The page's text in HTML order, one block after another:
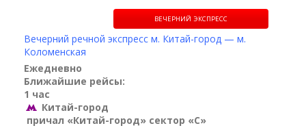
ВЕЧЕРНИЙ ЭКСПРЕСС
Вечерний речной экспресс м. Китай-город — м.
Коломенская
Ежедневно
Ближайшие рейсы:
1 час
Китай-город
причал «Китай-город» сектор «С»